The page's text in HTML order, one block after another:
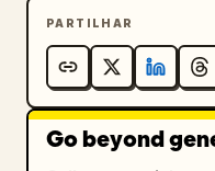
PARTILHAR
Go beyond